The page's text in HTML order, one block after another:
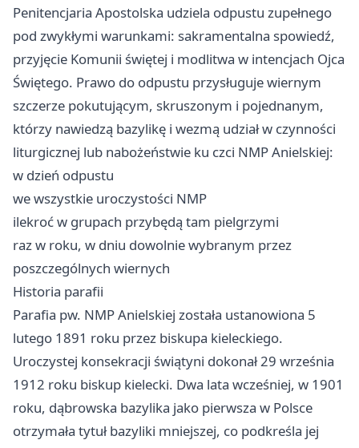
Penitencjaria Apostolska udziela odpustu zupełnego
pod zwykłymi warunkami: sakramentalna spowiedź,
przyjęcie Komunii świętej i modlitwa w intencjach Ojca
Świętego. Prawo do odpustu przysługuje wiernym
szczerze pokutującym, skruszonym i pojednanym,
którzy nawiedzą bazylikę i wezmą udział w czynności
liturgicznej lub nabożeństwie ku czci NMP Anielskiej:
w dzień odpustu
we wszystkie uroczystości NMP
ilekroć w grupach przybędą tam pielgrzymi
raz w roku, w dniu dowolnie wybranym przez
poszczególnych wiernych
Historia parafii
Parafia pw. NMP Anielskiej została ustanowiona 5
lutego 1891 roku przez biskupa kieleckiego.
Uroczystej konsekracji świątyni dokonał 29 września
1912 roku biskup kielecki. Dwa lata wcześniej, w 1901
roku, dąbrowska bazylika jako pierwsza w Polsce
otrzymała tytuł bazyliki mniejszej, co podkreśla jej